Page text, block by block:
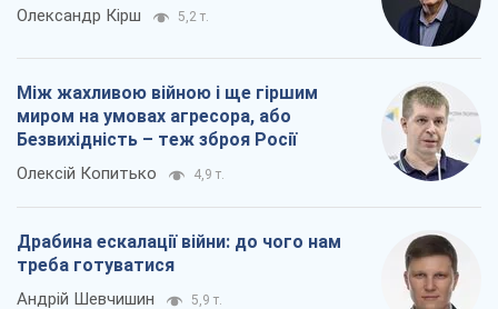
Олександр Кірш 5,2 т.
Між жахливою війною і ще гіршим
миром на умовах агресора, або
Безвихідність – теж зброя Росії
Олексій Копитько 4,9 т.
Драбина ескалації війни: до чого нам
треба готуватися
Андрій Шевчишин 5,9 т.